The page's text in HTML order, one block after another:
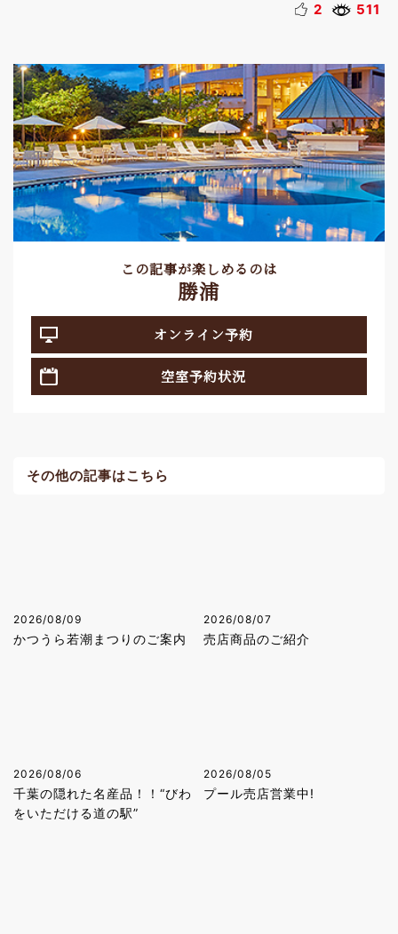
2 511
この記事が楽しめるのは
勝浦
オンライン予約
空室予約状況
その他の記事はこちら
2026/08/09
かつうら若潮まつりのご案内
2026/08/07
売店商品のご紹介
2026/08/06
千葉の隠れた名産品！！“びわ
をいただける道の駅”
2026/08/05
プール売店営業中!